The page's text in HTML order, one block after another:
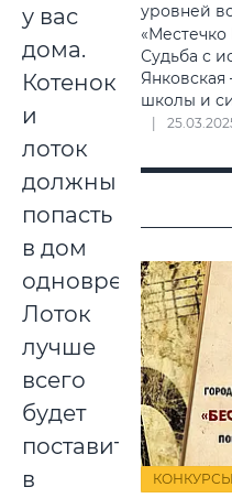
у вас
дома.
Котенок
и
лоток
должны
попасть
в дом
одновременно.
Лоток
лучше
всего
будет
поставить
в
уровней
Судьба с
Янковская
школы и
КОНКУРСЫ